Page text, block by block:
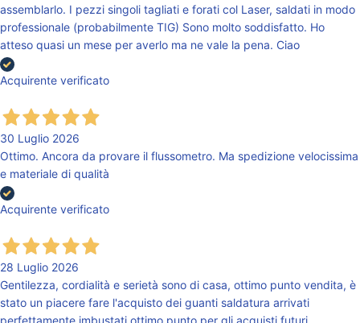
assemblarlo. I pezzi singoli tagliati e forati col Laser, saldati in modo
professionale (probabilmente TIG) Sono molto soddisfatto. Ho
atteso quasi un mese per averlo ma ne vale la pena. Ciao
Acquirente verificato
30 Luglio 2026
Ottimo. Ancora da provare il flussometro. Ma spedizione velocissima
e materiale di qualità
Acquirente verificato
28 Luglio 2026
Gentilezza, cordialità e serietà sono di casa, ottimo punto vendita, è
stato un piacere fare l'acquisto dei guanti saldatura arrivati